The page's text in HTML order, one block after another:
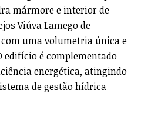
o UNIQUE Benfica
elegantes marcadas por
mármore e interior de
Viúva Lamego de
uma volumetria única e